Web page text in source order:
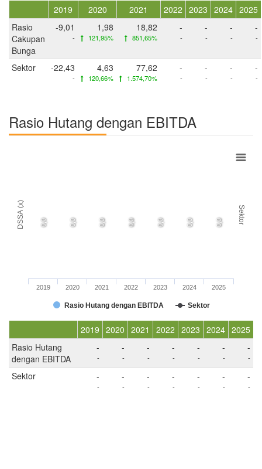
2019 2020 2021 2022 2023 2024 2025
Rasio
Cakupan
Bunga
-9,01
-
1,98
121,95%
18,82
851,65%
-
-
-
-
-
-
-
-
Sektor -22,43
-
4,63
120,66%
77,62
1.574,70%
-
-
-
-
-
-
-
-
Rasio Hutang dengan EBITDA
DSSA (x) Sektor
0,0 0,0 0,0 0,0 0,0 0,0 0,0
Rasio Hutang dengan EBITDA Sektor
2019 2020 2021 2022 2023 2024 2025
2019 2020 2021 2022 2023 2024 2025
Rasio Hutang
dengan EBITDA
-
-
-
-
-
-
-
-
-
-
-
-
-
-
Sektor -
-
-
-
-
-
-
-
-
-
-
-
-
-